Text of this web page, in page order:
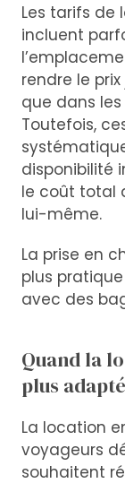
Les tarifs de
incluent
rendre le
que dans
Toutefois,
disponibilité
le coût total
lui-même.
La prise en
plus
avec des
Quand la
plus
La location
voyageurs
souhaitent